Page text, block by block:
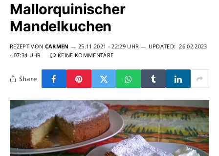
Mallorquinischer
Mandelkuchen
REZEPT VON CARMEN 25.11.2021 - 22:29 UHR UPDATED: 26.02.2023
- 07:34 UHR
KEINE KOMMENTARE
Share